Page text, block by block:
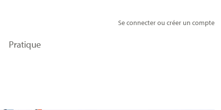
Se connecter ou créer un compte
Pratique